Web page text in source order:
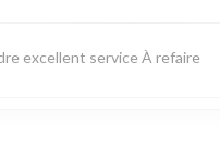
excellent service À refaire